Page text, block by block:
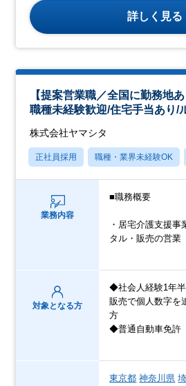
詳しく見る
【提案営業職／全国に勤務地
職種未経験歓迎/住宅手当あり/
株式会社ヤマシタ
正社員採用 職種・業界未経験OK
業務内容
■職務概要
・居宅介護支援
タル・販売の営業
対象となる方
◆社会人経験1年
販売で個人数字を
方
◆普通自動車免許
東京都 神奈川県